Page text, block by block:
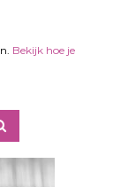
Bekijk hoe je